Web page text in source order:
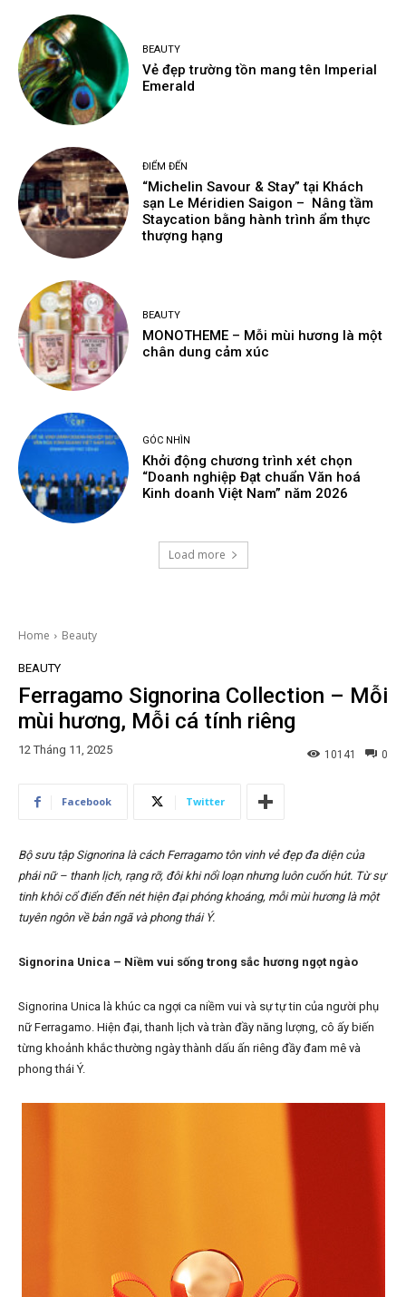
BEAUTY
Vẻ đẹp trường tồn mang tên Imperial
Emerald
ĐIỂM ĐẾN
“Michelin Savour & Stay” tại Khách
sạn Le Méridien Saigon – Nâng tầm
Staycation bằng hành trình ẩm thực
thượng hạng
BEAUTY
MONOTHEME – Mỗi mùi hương là một
chân dung cảm xúc
GÓC NHÌN
Khởi động chương trình xét chọn
“Doanh nghiệp Đạt chuẩn Văn hoá
Kinh doanh Việt Nam” năm 2026
Load more